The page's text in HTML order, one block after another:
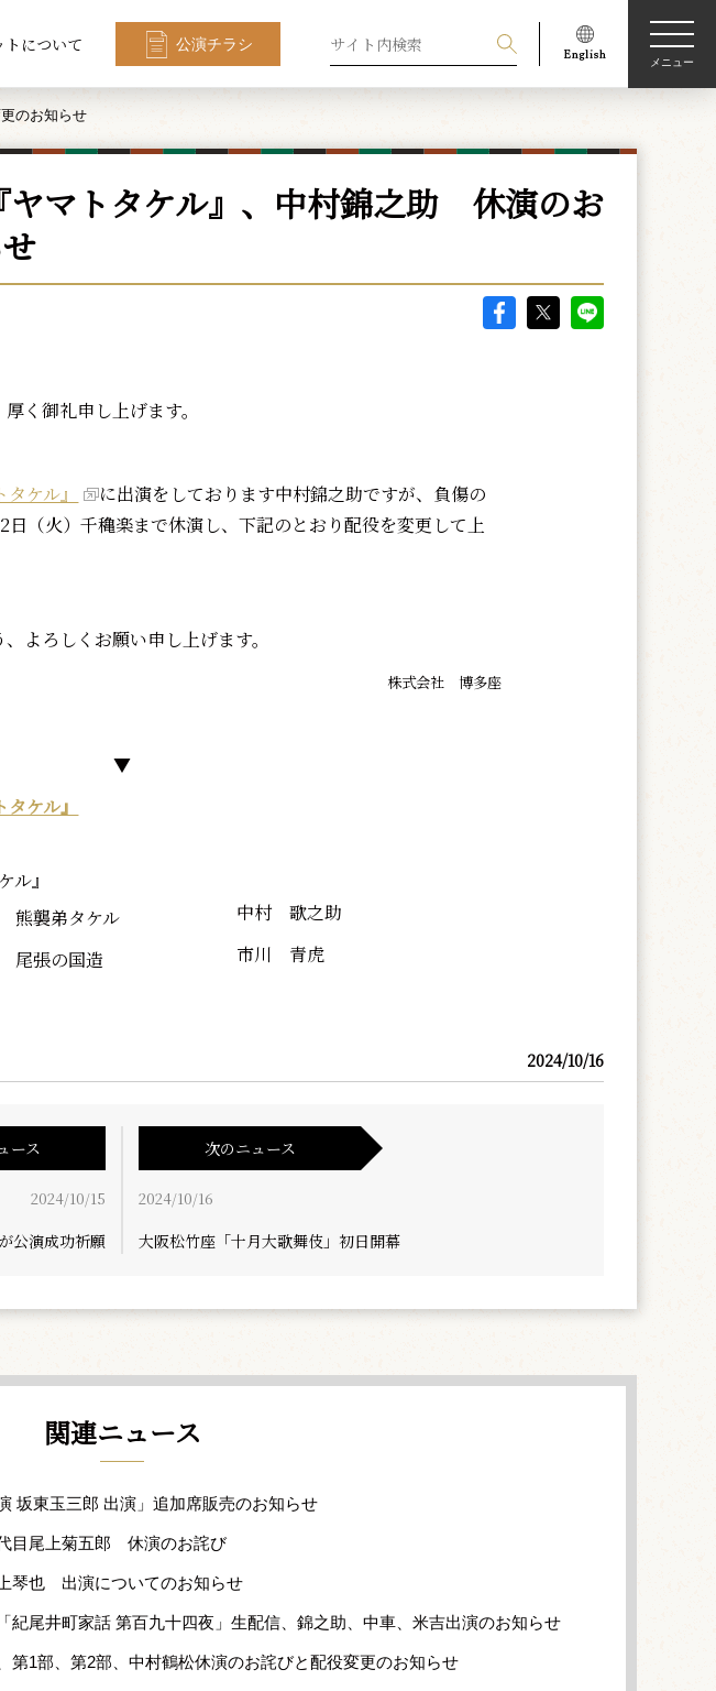
トについて 公演チラシ
メニュー
のお知らせ
ヤマトタケル』、中村錦之助 休演のお
く御礼申し上げます。
ケル』
に出演をしております中村錦之助ですが、負傷の
日（火）千穐楽まで休演し、下記のとおり配役を変更して上
よろしくお願い申し上げます。
株式会社 博多座
▼
ケル』
ル』
熊襲弟タケル
中村 歌之助
尾張の国造
市川 青虎
2024/10/16
ース
2024/10/15
公演成功祈願
次のニュース
2024/10/16
大阪松竹座「十月大歌舞伎」初日開幕
関連ニュース
坂東玉三郎 出演」追加席販売のお知らせ
目尾上菊五郎 休演のお詫び
琴也 出演についてのお知らせ
紀尾井町家話 第百九十四夜」生配信、錦之助、中車、米吉出演のお知らせ
第1部、第2部、中村鶴松休演のお詫びと配役変更のお知らせ